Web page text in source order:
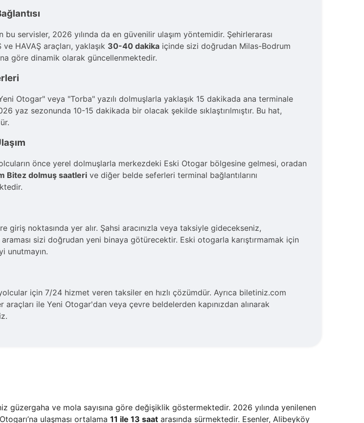
servisler, 2026 yılında da en güvenilir ulaşım yöntemidir. Şehirlerarası
HAVAŞ araçları, yaklaşık 30-40 dakika içinde sizi doğrudan Milas-Bodrum
göre dinamik olarak güncellenmektedir.
Otogar" veya "Torba" yazılı dolmuşlarla yaklaşık 15 dakikada ana terminale
yaz sezonunda 10-15 dakikada bir olacak şekilde sıklaştırılmıştır. Bu hat,
önce yerel dolmuşlarla merkezdeki Eski Otogar bölgesine gelmesi, oradan
Bitez dolmuş saatleri ve diğer belde seferleri terminal bağlantılarını
giriş noktasında yer alır. Şahsi aracınızla veya taksiyle gidecekseniz,
sizi doğrudan yeni binaya götürecektir. Eski otogarla karıştırmamak için
unutmayın.
için 7/24 hizmet veren taksiler en hızlı çözümdür. Ayrıca biletiniz.com
ile Yeni Otogar'dan veya çevre beldelerden kapınızdan alınarak
güzergaha ve mola sayısına göre değişiklik göstermektedir. 2026 yılında yenilenen
ulaşması ortalama 11 ile 13 saat arasında sürmektedir. Esenler, Alibeyköy